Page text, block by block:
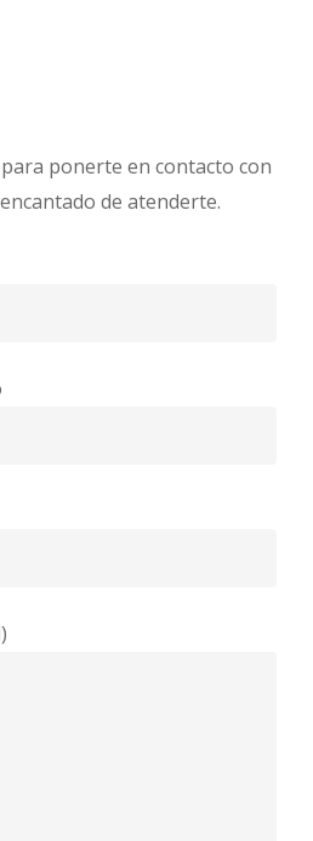
ponerte en contacto con
de atenderte.